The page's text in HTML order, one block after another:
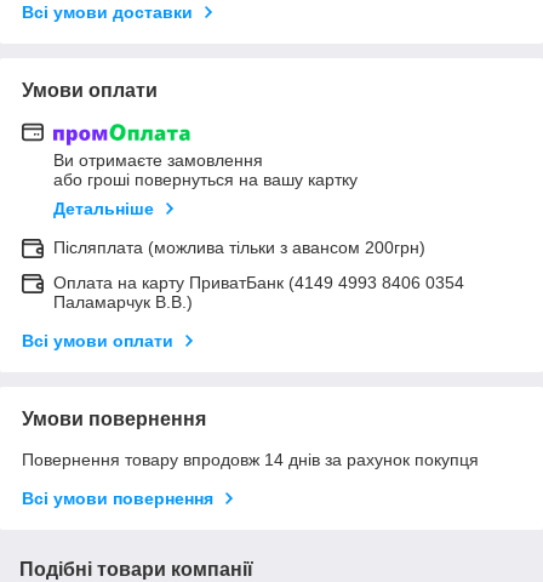
Всі умови доставки
Умови оплати
Ви отримаєте замовлення
або гроші повернуться на вашу картку
Детальніше
Післяплата (можлива тільки з авансом 200грн)
Оплата на карту ПриватБанк (4149 4993 8406 0354
Паламарчук В.В.)
Всі умови оплати
Умови повернення
Повернення товару впродовж 14 днів за рахунок покупця
Всі умови повернення
Подібні товари компанії